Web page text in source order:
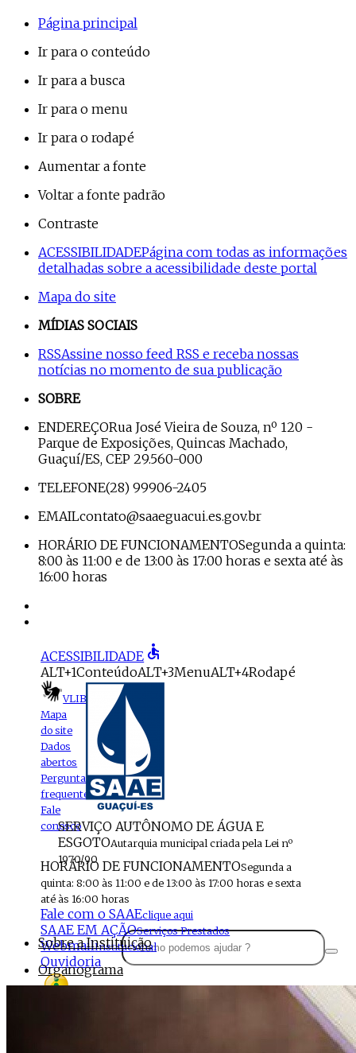
Página principal
Ir para o conteúdo
Ir para a busca
Ir para o menu
Ir para o rodapé
Aumentar a fonte
Voltar a fonte padrão
Contraste
ACESSIBILIDADEPágina com todas as informações
detalhadas sobre a acessibilidade deste portal
Mapa do site
MÍDIAS SOCIAIS
RSSAssine nosso feed RSS e receba nossas
notícias no momento de sua publicação
SOBRE
ENDEREÇORua José Vieira de Souza, nº 120 -
Parque de Exposições, Quincas Machado,
Guaçuí/ES, CEP 29.560-000
TELEFONE(28) 99906-2405
EMAILcontato@saaeguacui.es.gov.br
HORÁRIO DE FUNCIONAMENTOSegunda a quinta:
8:00 às 11:00 e de 13:00 às 17:00 horas e sexta até às
16:00 horas
ACESSIBILIDADE accessible
ALT+1ConteúdoALT+3MenuALT+4Rodapé
VLIBRAS
Mapa
do site
Dados
abertos
Perguntas
frequentes
Fale
conosco
SERVIÇO AUTÔNOMO DE ÁGUA E
ESGOTOAutarquia municipal criada pela Lei nº
1970/90
HORÁRIO DE FUNCIONAMENTOSegunda a
quinta: 8:00 às 11:00 e de 13:00 às 17:00 horas e sexta
até às 16:00 horas
Fale com o SAAEclique aqui
SAAE EM AÇÃOServiços Prestados
WebmailInstitucional
Ouvidoria
Sobre a Instituição
Organograma